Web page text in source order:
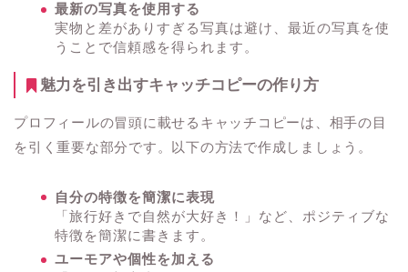
最新の写真を使用する
実物と差がありすぎる写真は避け、最近の写真を使
うことで信頼感を得られます。
魅力を引き出すキャッチコピーの作り方
プロフィールの冒頭に載せるキャッチコピーは、相手の目
を引く重要な部分です。以下の方法で作成しましょう。
自分の特徴を簡潔に表現
「旅行好きで自然が大好き！」など、ポジティブな
特徴を簡潔に書きます。
ユーモアや個性を加える